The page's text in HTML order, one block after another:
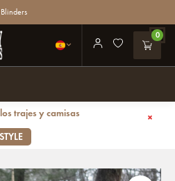
0
trajes y camisas
| Hombre | Estilo años 20 | Peaky